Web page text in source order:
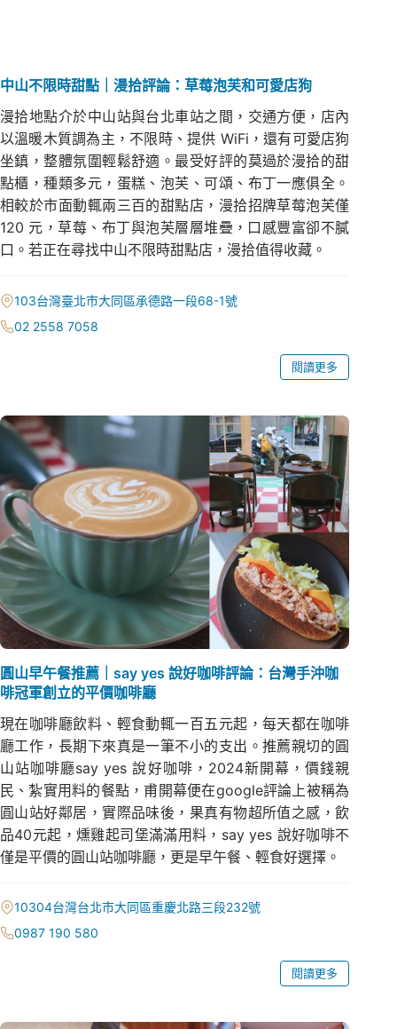
中山不限時甜點｜漫拾評論：草莓泡芙和可愛店狗
漫拾地點介於中山站與台北車站之間，交通方便，店內
以溫暖木質調為主，不限時、提供 WiFi，還有可愛店狗
坐鎮，整體氛圍輕鬆舒適。最受好評的莫過於漫拾的甜
點櫃，種類多元，蛋糕、泡芙、可頌、布丁一應俱全。
相較於市面動輒兩三百的甜點店，漫拾招牌草莓泡芙僅
120 元，草莓、布丁與泡芙層層堆疊，口感豐富卻不膩
口。若正在尋找中山不限時甜點店，漫拾值得收藏。
103台灣臺北市大同區承德路一段68-1號
02 2558 7058
閱讀更多
圓山早午餐推薦｜say yes 說好咖啡評論：台灣手沖咖
啡冠軍創立的平價咖啡廳
現在咖啡廳飲料、輕食動輒一百五元起，每天都在咖啡
廳工作，長期下來真是一筆不小的支出。推薦親切的圓
山站咖啡廳say yes 說好咖啡，2024新開幕，價錢親
民、紮實用料的餐點，甫開幕便在google評論上被稱為
圓山站好鄰居，實際品味後，果真有物超所值之感，飲
品40元起，燻雞起司堡滿滿用料，say yes 說好咖啡不
僅是平價的圓山站咖啡廳，更是早午餐、輕食好選擇。
10304台灣台北市大同區重慶北路三段232號
0987 190 580
閱讀更多